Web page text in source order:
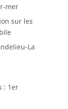
mer
sur les
La
: 1er